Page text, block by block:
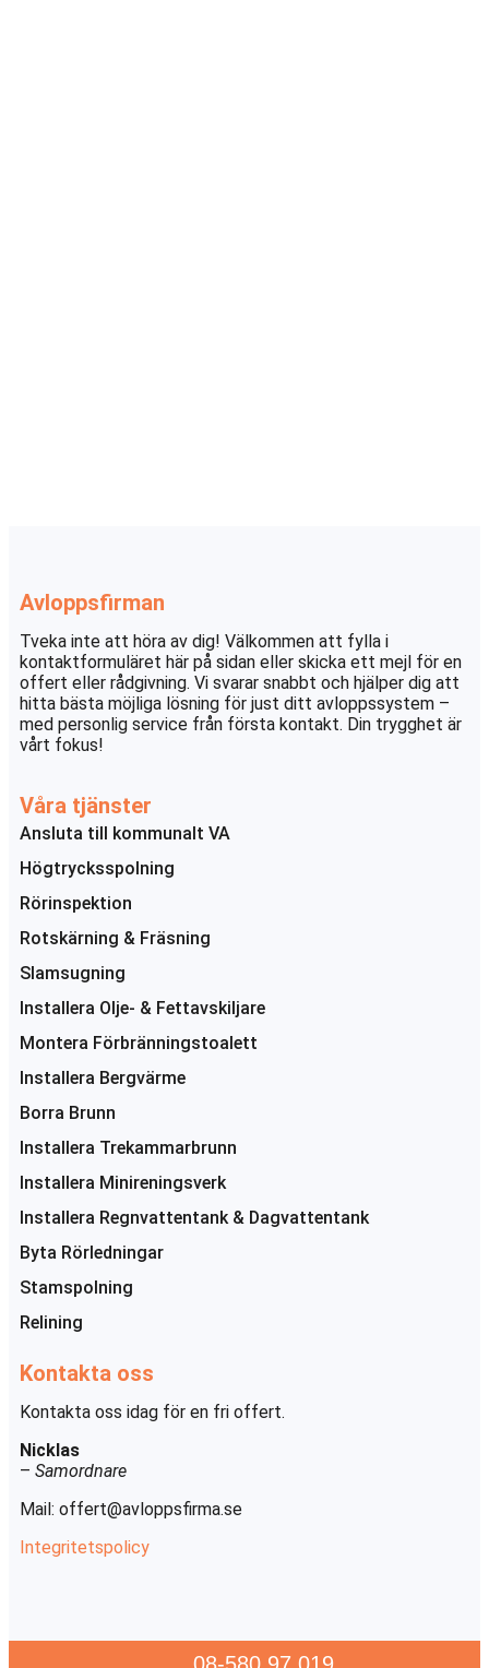
Avloppsfirman
Tveka inte att höra av dig! Välkommen att fylla i
kontaktformuläret här på sidan eller skicka ett mejl för en
offert eller rådgivning. Vi svarar snabbt och hjälper dig att
hitta bästa möjliga lösning för just ditt avloppssystem –
med personlig service från första kontakt. Din trygghet är
vårt fokus!
Våra tjänster
Ansluta till kommunalt VA
Högtrycksspolning
Rörinspektion
Rotskärning & Fräsning
Slamsugning
Installera Olje- & Fettavskiljare
Montera Förbränningstoalett
Installera Bergvärme
Borra Brunn
Installera Trekammarbrunn
Installera Minireningsverk
Installera Regnvattentank & Dagvattentank
Byta Rörledningar
Stamspolning
Relining
Kontakta oss
Kontakta oss idag för en fri offert.
Nicklas
– Samordnare
Mail: offert@avloppsfirma.se
Integritetspolicy